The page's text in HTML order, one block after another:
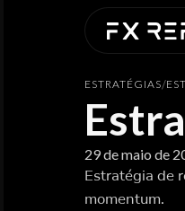
ESTRATÉGIAS/
29 de maio de
Estratégia de
momentum.